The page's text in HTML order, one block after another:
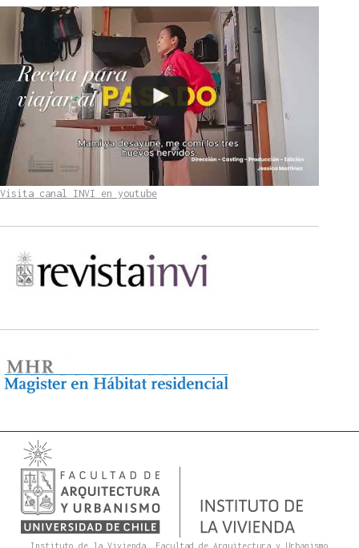
Visita canal INVI en youtube
Instituto de la Vivienda. Facultad de Arquitectura y Urbanismo